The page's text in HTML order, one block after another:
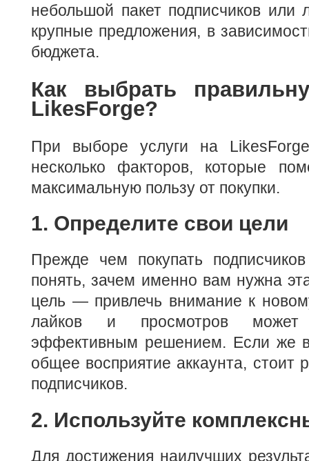
небольшой пакет подписчиков или
крупные предложения, в
бюджета.
Как выбрать
LikesForge?
При выборе услуги на
несколько факторов, которые
максимальную пользу от покупки.
1. Определите свои цели
Прежде чем покупать
понять, зачем именно вам нужна
цель — привлечь внимание к
лайков и просмотров
эффективным решением. Если же
общее восприятие аккаунта, стоит
подписчиков.
2. Используйте
Для достижения наилучших